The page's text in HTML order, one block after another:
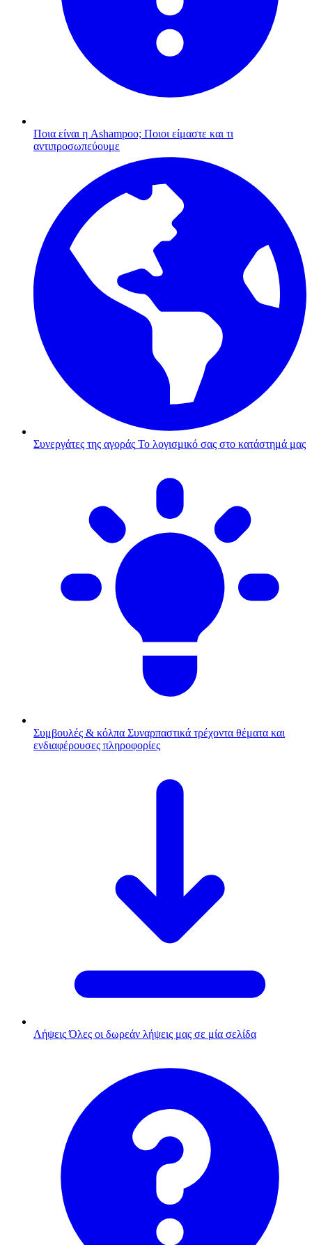
Ποια είναι η Ashampoo; Ποιοι είμαστε και τι
αντιπροσωπεύουμε
Συνεργάτες της αγοράς Το λογισμικό σας στο κατάστημά μας
Συμβουλές & κόλπα Συναρπαστικά τρέχοντα θέματα και
ενδιαφέρουσες πληροφορίες
Λήψεις Όλες οι δωρεάν λήψεις μας σε μία σελίδα